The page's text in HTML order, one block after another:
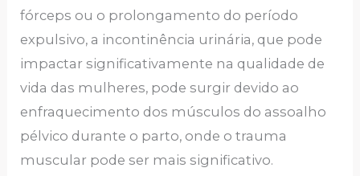
fórceps ou o prolongamento do período
expulsivo, a incontinência urinária, que pode
impactar significativamente na qualidade de
vida das mulheres, pode surgir devido ao
enfraquecimento dos músculos do assoalho
pélvico durante o parto, onde o trauma
muscular pode ser mais significativo.